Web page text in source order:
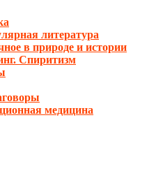
литература
в природе и истории
Спиритизм
медицина